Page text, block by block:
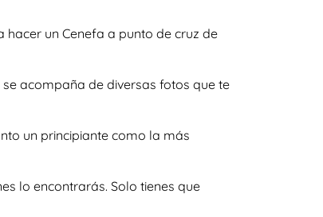
un Cenefa a punto de cruz de
acompaña de diversas fotos que te
un principiante como la más
lo encontrarás. Solo tienes que